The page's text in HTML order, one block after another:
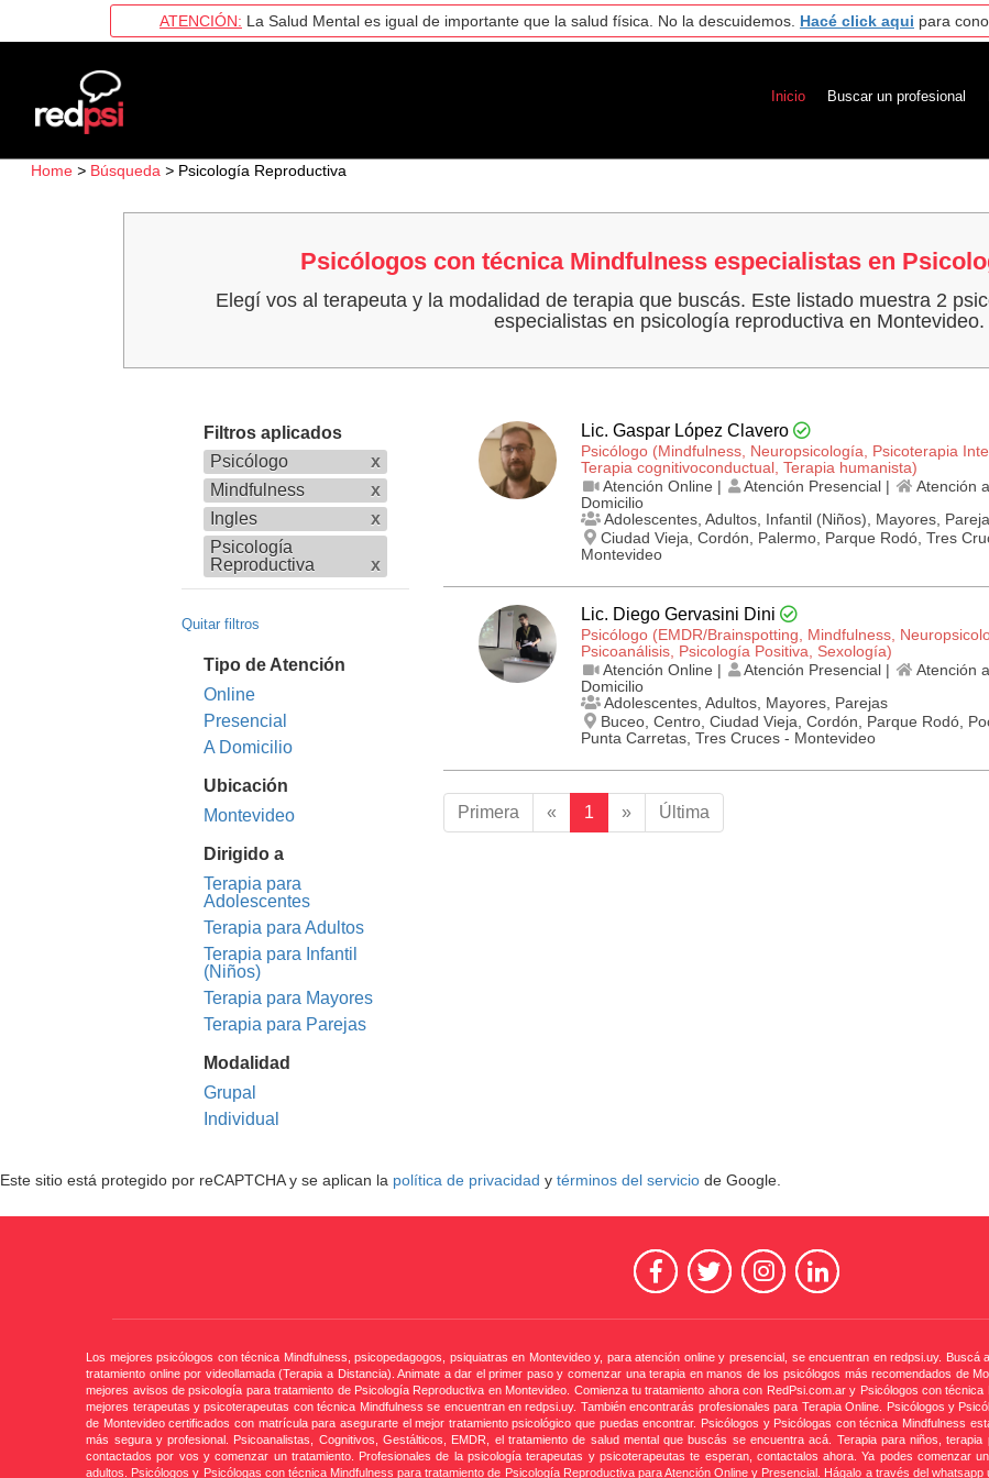
ATENCIÓN: La Salud Mental es igual de importante que la salud física. No la descuidemos. Hacé click aqui para
Inicio Buscar un profesional
Home > Búsqueda > Psicología Reproductiva
Psicólogos con técnica Mindfulness especialistas en
Elegí vos al terapeuta y la modalidad de terapia que buscás. Este listado muestra 2
especialistas en psicología reproductiva en Montevideo.
Filtros aplicados
Psicólogo
x
Mindfulness
x
Ingles
x
Psicología
Reproductiva
x
Quitar filtros
Tipo de Atención
Online
Presencial
A Domicilio
Ubicación
Montevideo
Dirigido a
Terapia para
Adolescentes
Terapia para Adultos
Terapia para Infantil
(Niños)
Terapia para Mayores
Terapia para Parejas
Modalidad
Grupal
Individual
Lic. Gaspar López Clavero
Psicólogo (Mindfulness, Neuropsicología, Psicoterapia
Terapia cognitivo­conductual, Terapia humanista)
Atención Online |
Atención Presencial |
Atención a
Domicilio
Adolescentes, Adultos, Infantil (Niños), Mayores,
Ciudad Vieja, Cordón, Palermo, Parque Rodó, Tres
Montevideo
Lic. Diego Gervasini Dini
Psicólogo (EMDR/Brainspotting, Mindfulness,
Psicoanálisis, Psicología Positiva, Sexología)
Atención Online |
Atención Presencial |
Atención a
Domicilio
Adolescentes, Adultos, Mayores, Parejas
Buceo, Centro, Ciudad Vieja, Cordón, Parque Rodó,
Punta Carretas, Tres Cruces - Montevideo
Primera « 1 » Última
Este sitio está protegido por reCAPTCHA y se aplican la política de privacidad y términos del servicio de Google.
Los mejores psicólogos con técnica Mindfulness, psicopedagogos, psiquiatras en Montevideo y, para atención online y presencial, se encuentran en redpsi.uy.
tratamiento online por videollamada (Terapia a Distancia). Animate a dar el primer paso y comenzar una terapia en manos de los psicólogos más recomendados de
mejores avisos de psicología para tratamiento de Psicología Reproductiva en Montevideo. Comienza tu tratamiento ahora con RedPsi.com.ar y Psicólogos con
mejores terapeutas y psicoterapeutas con técnica Mindfulness se encuentran en redpsi.uy. También encontrarás profesionales para Terapia Online. Psicólogos y
de Montevideo certificados con matrícula para asegurarte el mejor tratamiento psicológico que puedas encontrar. Psicólogos y Psicólogas con técnica Mindfulness
más segura y profesional. Psicoanalistas, Cognitivos, Gestálticos, EMDR, el tratamiento de salud mental que buscás se encuentra acá. Terapia para niños,
contactados por vos y comenzar un tratamiento. Profesionales de la psicología terapeutas y psicoterapeutas te esperan, contactalos ahora. Ya podes comenzar
adultos. Psicólogos y Psicólogas con técnica Mindfulness para tratamiento de Psicología Reproductiva para Atención Online y Presencial. Hágalo a través del